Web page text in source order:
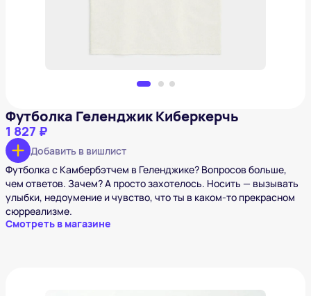
Футболка Геленджик Киберкерчь
1 827 ₽
Добавить в вишлист
Футболка с Камбербэтчем в Геленджике? Вопросов больше,
чем ответов. Зачем? А просто захотелось. Носить — вызывать
улыбки, недоумение и чувство, что ты в каком-то прекрасном
сюрреализме.
Смотреть в магазине